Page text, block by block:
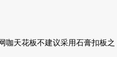
咖天花板不建议采用石膏扣板之